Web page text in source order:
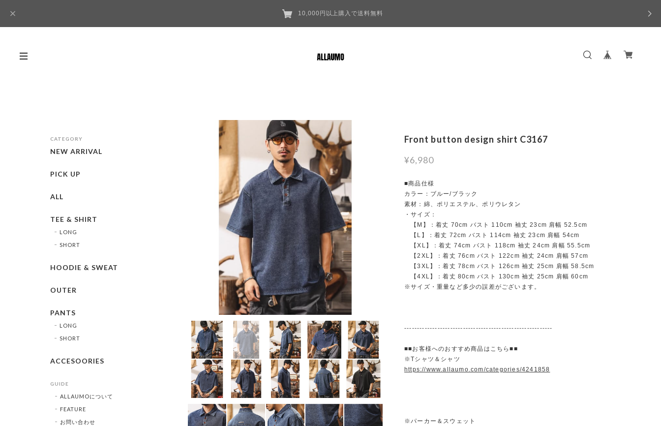
10,000円以上購入で送料無料
Front button design shirt C3167
¥6,980
■商品仕様
カラー：ブルー/ブラック
素材：綿、ポリエステル、ポリウレタン
・サイズ：
【M】：着丈 70cm バスト 110cm 袖丈 23cm 肩幅 52.5cm
【L】：着丈 72cm バスト 114cm 袖丈 23cm 肩幅 54cm
【XL】：着丈 74cm バスト 118cm 袖丈 24cm 肩幅 55.5cm
【2XL】：着丈 76cm バスト 122cm 袖丈 24cm 肩幅 57cm
【3XL】：着丈 78cm バスト 126cm 袖丈 25cm 肩幅 58.5cm
【4XL】：着丈 80cm バスト 130cm 袖丈 25cm 肩幅 60cm
※サイズ・重量など多少の誤差がございます。
----------------------------------------------------------
■■お客様へのおすすめ商品はこちら■■
※Tシャツ＆シャツ
https://www.allaumo.com/categories/4241858
※パーカー＆スウェット
CATEGORY
NEW ARRIVAL
PICK UP
ALL
TEE & SHIRT
LONG
SHORT
HOODIE & SWEAT
OUTER
PANTS
LONG
SHORT
ACCESOORIES
GUIDE
ALLAUMOについて
FEATURE
お問い合わせ